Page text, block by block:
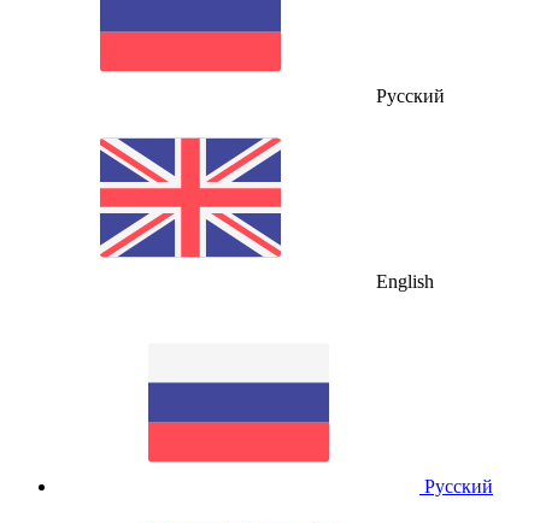
Русский
English
Русский